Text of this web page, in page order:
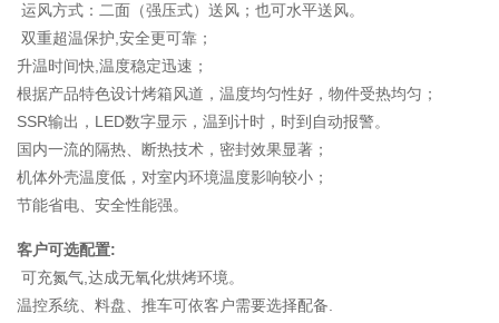
运风方式：二面（强压式）送风；也可水平送风。
双重超温保护,安全更可靠；
升温时间快,温度稳定迅速；
根据产品特色设计烤箱风道，温度均匀性好，物件受热均匀；
SSR输出，LED数字显示，温到计时，时到自动报警。
国内一流的隔热、断热技术，密封效果显著；
机体外壳温度低，对室内环境温度影响较小；
节能省电、安全性能强。
客户可选配置:
可充氮气,达成无氧化烘烤环境。
温控系统、料盘、推车可依客户需要选择配备.